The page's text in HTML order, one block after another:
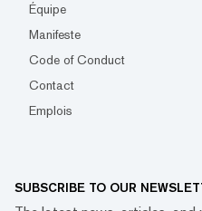
Équipe
Manifeste
Code of Conduct
Contact
Emplois
SUBSCRIBE TO OUR